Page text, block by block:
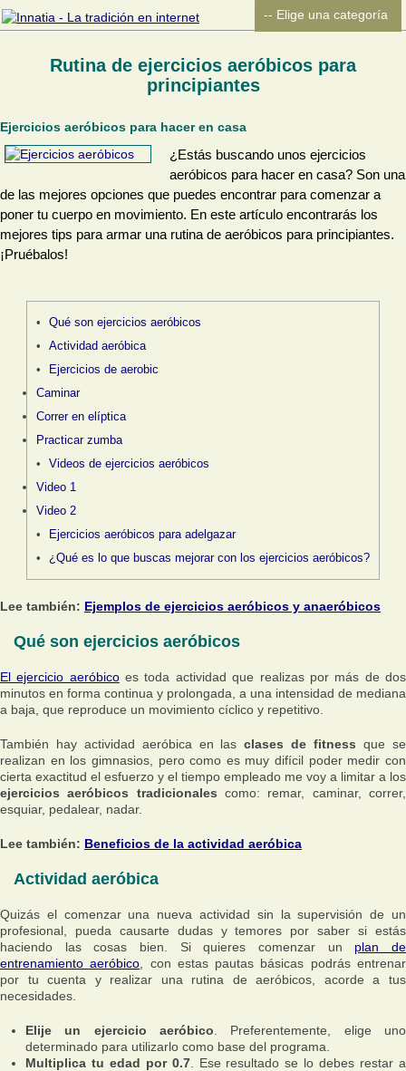
Rutina de ejercicios aeróbicos para
principiantes
Ejercicios aeróbicos para hacer en casa
¿Estás buscando unos ejercicios
aeróbicos para hacer en casa? Son una
de las mejores opciones que puedes encontrar para comenzar a
poner tu cuerpo en movimiento. En este artículo encontrarás los
mejores tips para armar una rutina de aeróbicos para principiantes.
¡Pruébalos!
Qué son ejercicios aeróbicos
Actividad aeróbica
Ejercicios de aerobic
Caminar
Correr en elíptica
Practicar zumba
Videos de ejercicios aeróbicos
Video 1
Video 2
Ejercicios aeróbicos para adelgazar
¿Qué es lo que buscas mejorar con los ejercicios aeróbicos?
Lee también: Ejemplos de ejercicios aeróbicos y anaeróbicos
Qué son ejercicios aeróbicos
El ejercicio aeróbicoes toda actividad que realizas por más de dos
minutos en forma continua y prolongada, a una intensidad de mediana
a baja, que reproduce un movimiento cíclico y repetitivo.
También hay actividad aeróbica en lasclases de fitness que se
realizan en los gimnasios, pero como es muy difícil poder medir con
cierta exactitud el esfuerzo y el tiempo empleado me voy a limitar a los
ejercicios aeróbicos tradicionales como: remar, caminar, correr,
esquiar, pedalear, nadar.
Lee también: Beneficios de la actividad aeróbica
Actividad aeróbica
Quizás el comenzar una nueva actividad sin la supervisión de un
profesional, pueda causarte dudas y temores por saber si estás
haciendo las cosas bien. Si quieres comenzar un plan de
entrenamiento aeróbico , con estas pautas básicas podrás entrenar
por tu cuenta y realizar una rutina de aeróbicos, acorde a tus
necesidades.
Elije un ejercicio aeróbico . Preferentemente, elige uno
determinado para utilizarlo como base del programa.
Multiplica tu edad por 0.7. Ese resultado se lo debes restar a